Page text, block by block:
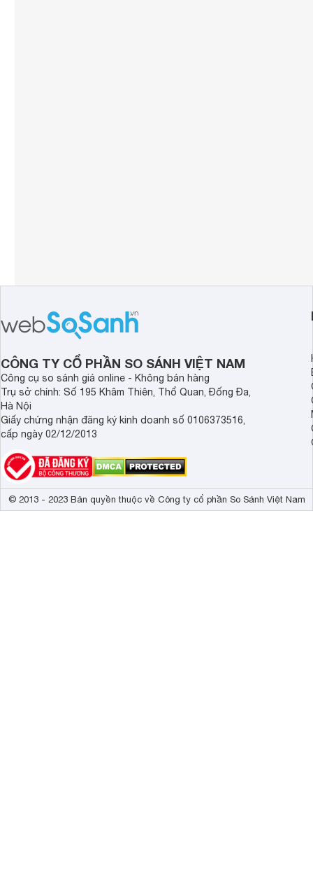
CÔNG TY CỔ PHẦN SO SÁNH VIỆT NAM
Công cụ so sánh giá online - Không bán hàng
Trụ sở chính: Số 195 Khâm Thiên, Thổ Quan, Đống Đa,
Hà Nội
Giấy chứng nhận đăng ký kinh doanh số 0106373516,
cấp ngày 02/12/2013
© 2013 - 2023 Bản quyền thuộc về Công ty cổ phần So Sánh Việt Nam